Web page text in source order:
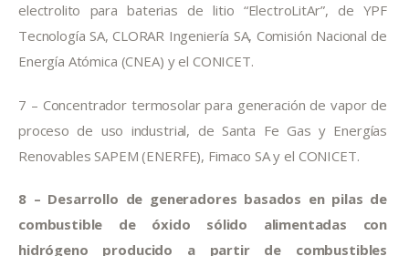
electrolito para baterias de litio “ElectroLitAr”, de YPF
Tecnología SA, CLORAR Ingeniería SA, Comisión Nacional de
Energía Atómica (CNEA) y el CONICET.
7 – Concentrador termosolar para generación de vapor de
proceso de uso industrial, de Santa Fe Gas y Energías
Renovables SAPEM (ENERFE), Fimaco SA y el CONICET.
8 – Desarrollo de generadores basados en pilas de
combustible de óxido sólido alimentadas con
hidrógeno producido a partir de combustibles